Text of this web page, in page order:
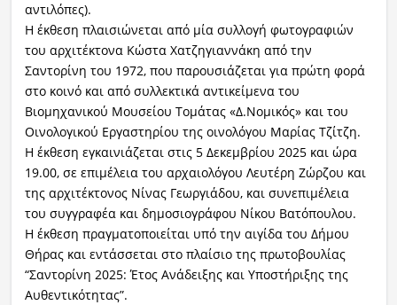
αντιλόπες).
Η έκθεση πλαισιώνεται από μία συλλογή φωτογραφιών
του αρχιτέκτονα Κώστα Χατζηγιαννάκη από την
Σαντορίνη του 1972, που παρουσιάζεται για πρώτη φορά
στο κοινό και από συλλεκτικά αντικείμενα του
Βιομηχανικού Μουσείου Τομάτας «Δ.Νομικός» και του
Οινολογικού Εργαστηρίου της οινολόγου Μαρίας Τζίτζη.
Η έκθεση εγκαινιάζεται στις 5 Δεκεμβρίου 2025 και ώρα
19.00, σε επιμέλεια του αρχαιολόγου Λευτέρη Ζώρζου και
της αρχιτέκτονος Νίνας Γεωργιάδου, και συνεπιμέλεια
του συγγραφέα και δημοσιογράφου Νίκου Βατόπουλου.
Η έκθεση πραγματοποιείται υπό την αιγίδα του Δήμου
Θήρας και εντάσσεται στο πλαίσιο της πρωτοβουλίας
“Σαντορίνη 2025: Έτος Ανάδειξης και Υποστήριξης της
Αυθεντικότητας”.